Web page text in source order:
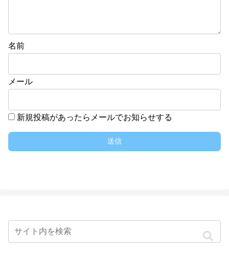
名前
メール
新規投稿があったらメールでお知らせする